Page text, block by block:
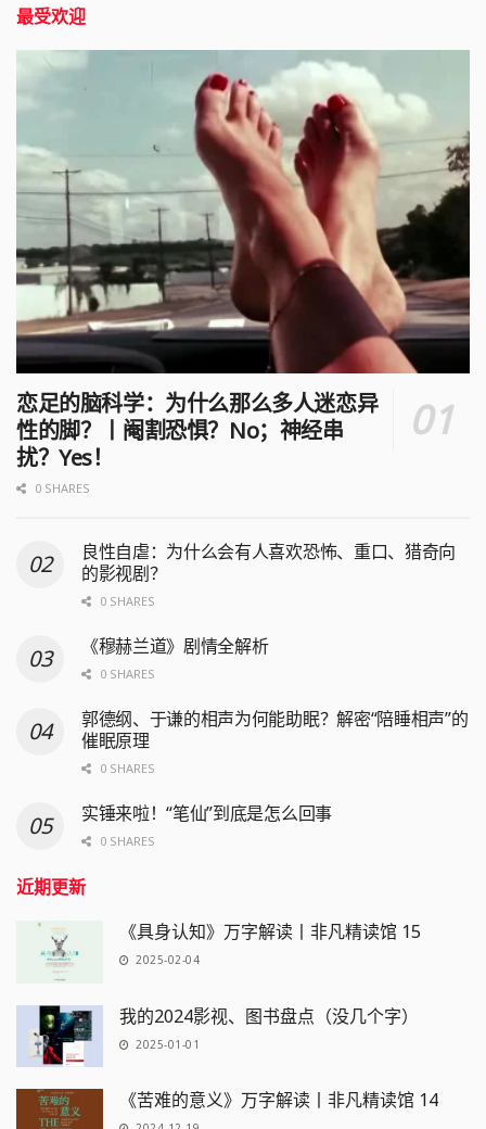
最受欢迎
恋足的脑科学：为什么那么多人迷恋异
性的脚？丨阉割恐惧？No；神经串
扰？Yes！
0 SHARES
良性自虐：为什么会有人喜欢恐怖、重口、猎奇向
的影视剧？
0 SHARES
《穆赫兰道》剧情全解析
0 SHARES
郭德纲、于谦的相声为何能助眠？解密“陪睡相声”的
催眠原理
0 SHARES
实锤来啦！“笔仙”到底是怎么回事
0 SHARES
近期更新
《具身认知》万字解读丨非凡精读馆 15
2025-02-04
我的2024影视、图书盘点（没几个字）
2025-01-01
《苦难的意义》万字解读丨非凡精读馆 14